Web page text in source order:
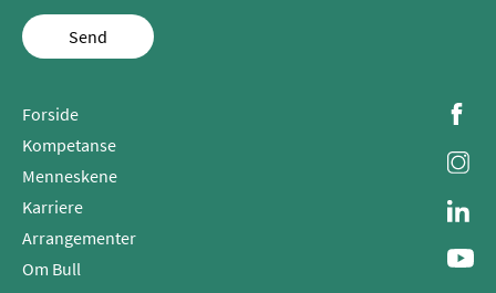
Send
Forside
Kompetanse
Menneskene
Karriere
Arrangementer
Om Bull